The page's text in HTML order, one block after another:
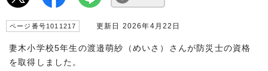
ページ番号1011217 更新日 2026年4月22日
妻木小学校5年生の渡邉萌紗（めいさ）さんが防災士の資格
を取得しました。